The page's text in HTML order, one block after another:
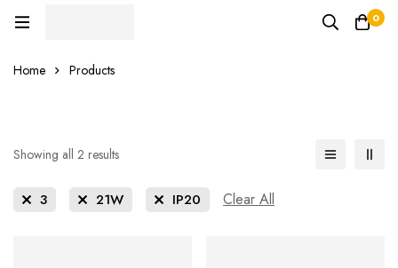
0
Home Products
Showing all 2 results
3 21W IP20 Clear All